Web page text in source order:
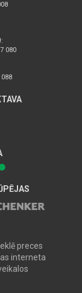
080